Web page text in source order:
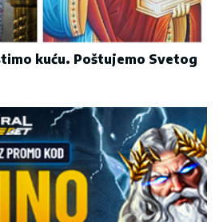
kuću. Poštujemo Svetog